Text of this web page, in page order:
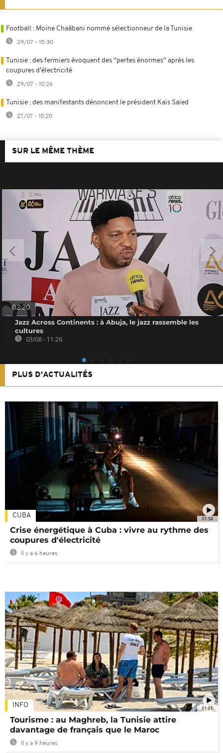
Football : Moïne Chaâbani nommé sélectionneur de la Tunisie
29/07 - 15:30
Tunisie : des fermiers évoquent des ''pertes énormes'' après les
coupures d'électricité
29/07 - 10:26
Tunisie : des manifestants dénoncent le président Kaïs Saïed
27/07 - 10:20
SUR LE MÊME THÈME
02:20
Jazz Across Continents : à Abuja, le jazz rassemble les
cultures
03/08 - 11:26
PLUS D'ACTUALITÉS
01:54
CUBA
Crise énergétique à Cuba : vivre au rythme des
coupures d'électricité
Il y a 6 heures
01:01
INFO
Tourisme : au Maghreb, la Tunisie attire
davantage de français que le Maroc
Il y a 9 heures